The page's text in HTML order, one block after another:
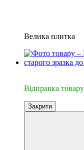
Велика плитка
Відправка
Закрити